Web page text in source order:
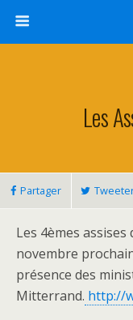
Les
Partager
Les 4èmes
novembre
présence des
Mitterrand. http://